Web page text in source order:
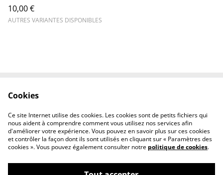
10,00 €
AUTRES VARIANTES DISPONIBLES
Politique de
confidentialité
Politique de cookies
Cookies
Ce site Internet utilise des cookies. Les cookies sont de petits fichiers qui
nous aident à comprendre comment vous utilisez nos services afin
d'améliorer votre expérience. Vous pouvez en savoir plus sur ces cookies
et contrôler la façon dont ils sont utilisés en cliquant sur « Paramètres des
cookies ». Vous pouvez également consulter notre politique de cookies.